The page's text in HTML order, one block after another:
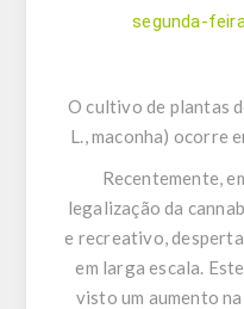
segunda-
O cultivo de plantas
L., maconha) ocorre
Recentemente,
legalização da
e recreativo,
em larga escala.
visto um aumento